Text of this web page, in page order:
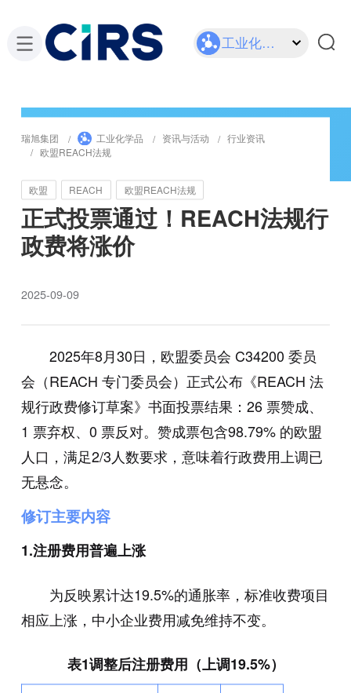
工业化学品
瑞旭集团 工业化学品 资讯与活动
行业资讯
欧盟REACH法规
欧盟 REACH 欧盟REACH法规
正式投票通过！REACH法规行
政费将涨价
2025-09-09
2025年8月30日，欧盟委员会 C34200 委员
会（REACH 专门委员会）正式公布《REACH 法
规行政费修订草案》书面投票结果：26 票赞成、
1 票弃权、0 票反对。赞成票包含98.79% 的欧盟
人口，满足2/3人数要求，意味着行政费用上调已
无悬念。
修订主要内容
1.注册费用普遍上涨
为反映累计达19.5%的通胀率，标准收费项目
相应上涨，中小企业费用减免维持不变。
表1调整后注册费用（上调19.5%）